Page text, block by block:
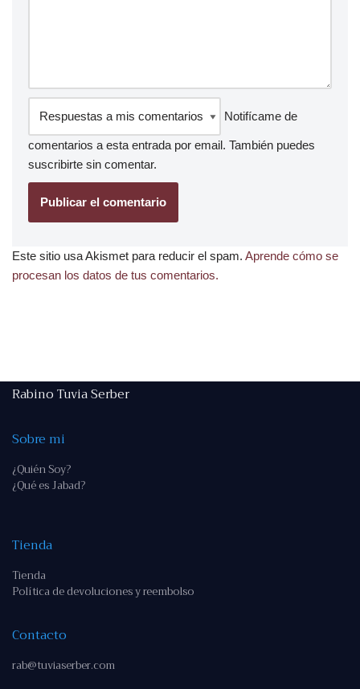
Notifícame de
comentarios a esta entrada por email. También puedes
suscribirte sin comentar.
Este sitio usa Akismet para reducir el spam. Aprende cómo se
procesan los datos de tus comentarios.
Rabino Tuvia Serber
Sobre mi
¿Quién Soy?
¿Qué es Jabad?
Tienda
Tienda
Política de devoluciones y reembolso
Contacto
rab@tuviaserber.com